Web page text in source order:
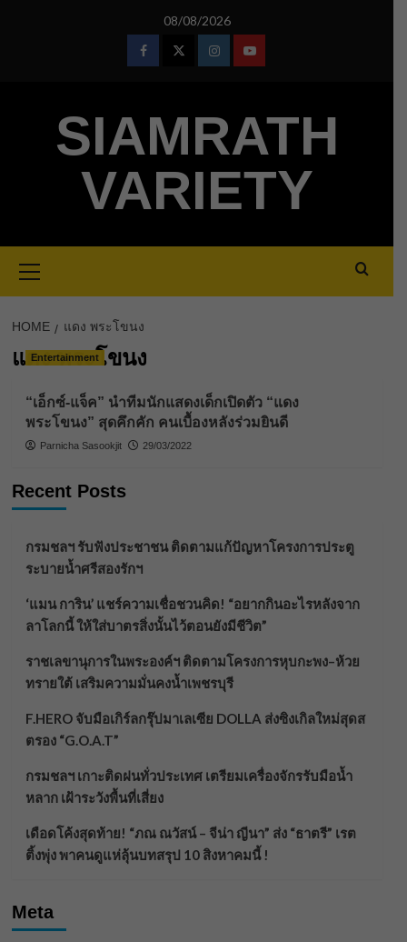
08/08/2026
FacebookTwitterInstagramYoutube
SIAMRATH
VARIETY
Menu
HOME แดง พระโขนง
แดง พระโขนง
Entertainment
“เอ็กซ์-แจ็ค” นำทีมนักแสดงเด็กเปิดตัว “แดง
พระโขนง” สุดคึกคัก คนเบื้องหลังร่วมยินดี
Parnicha Sasookjit 29/03/2022
Recent Posts
กรมชลฯ รับฟังประชาชน ติดตามแก้ปัญหาโครงการประตู
ระบายน้ำศรีสองรักฯ
‘แมน การิน’ แชร์ความเชื่อชวนคิด! “อยากกินอะไรหลังจาก
ลาโลกนี้ ให้ใส่บาตรสิ่งนั้นไว้ตอนยังมีชีวิต”
ราชเลขานุการในพระองค์ฯ ติดตามโครงการหุบกะพง–ห้วย
ทรายใต้ เสริมความมั่นคงน้ำเพชรบุรี
F.HERO จับมือเกิร์ลกรุ๊ปมาเลเซีย DOLLA ส่งซิงเกิลใหม่สุดส
ตรอง “G.O.A.T”
กรมชลฯ เกาะติดฝนทั่วประเทศ เตรียมเครื่องจักรรับมือน้ำ
หลาก เฝ้าระวังพื้นที่เสี่ยง
เดือดโค้งสุดท้าย! “ภณ ณวัสน์ – จีน่า ญีนา” ส่ง “ธาตรี” เรต
ติ้งพุ่ง พาคนดูแห่ลุ้นบทสรุป 10 สิงหาคมนี้ !
Meta